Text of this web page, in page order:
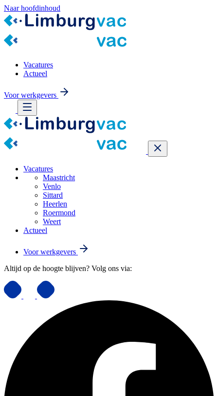
Naar hoofdinhoud
Vacatures
Actueel
Voor werkgevers
Vacatures
Maastricht
Venlo
Sittard
Heerlen
Roermond
Weert
Actueel
Voor werkgevers
Altijd op de hoogte blijven? Volg ons via: